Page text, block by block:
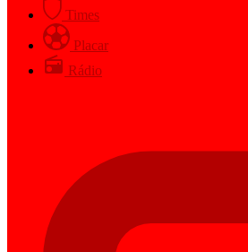
Times
Placar
Rádio